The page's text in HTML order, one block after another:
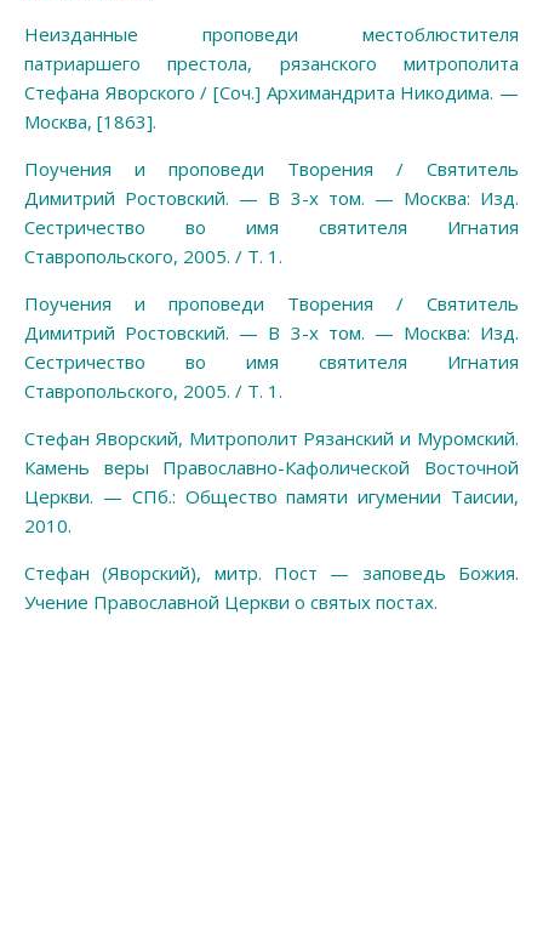
Неизданные проповеди местоблюстителя
патриаршего престола, рязанского митрополита
Стефана Яворского / [Соч.] Архимандрита Никодима. —
Москва, [1863].
Поучения и проповеди Творения / Святитель
Димитрий Ростовский. — В 3-х том. — Москва: Изд.
Сестричество во имя святителя Игнатия
Ставропольского, 2005. / Т. 1.
Поучения и проповеди Творения / Святитель
Димитрий Ростовский. — В 3-х том. — Москва: Изд.
Сестричество во имя святителя Игнатия
Ставропольского, 2005. / Т. 1.
Стефан Яворский, Митрополит Рязанский и Муромский.
Камень веры Православно-Кафолической Восточной
Церкви. — СПб.: Общество памяти игумении Таисии,
2010.
Стефан (Яворский), митр. Пост — заповедь Божия.
Учение Православной Церкви о святых постах.